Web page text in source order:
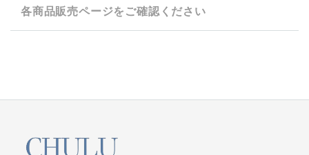
各商品販売ページをご確認ください